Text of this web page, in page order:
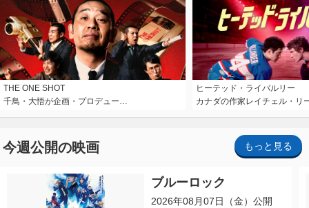
THE ONE SHOT
千鳥・大悟が企画・プロデュー…
ヒーテッド・ライバルリー
カナダの作家レイチェル・リ
今週公開の映画 もっと見る
ブルーロック
2026年08月07日（金）公開